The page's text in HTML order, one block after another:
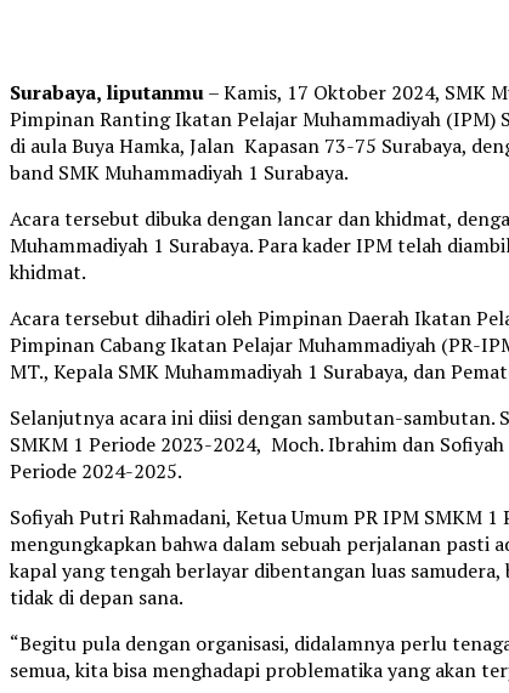
Surabaya, liputanmu– Kamis, 17 Oktober 2024, SMK
Pimpinan Ranting Ikatan Pelajar Muhammadiyah (IPM)
di aula Buya Hamka, Jalan Kapasan 73-75 Surabaya,
band SMK Muhammadiyah 1 Surabaya.
Acara tersebut dibuka dengan lancar dan khidmat,
Muhammadiyah 1 Surabaya. Para kader IPM telah
khidmat.
Acara tersebut dihadiri oleh Pimpinan Daerah Ikatan
Pimpinan Cabang Ikatan Pelajar Muhammadiyah (PR-
MT., Kepala SMK Muhammadiyah 1 Surabaya, dan
Selanjutnya acara ini diisi dengan sambutan-sambutan.
SMKM 1 Periode 2023-2024, Moch. Ibrahim dan
Periode 2024-2025.
Sofiyah Putri Rahmadani, Ketua Umum PR IPM SMKM
mengungkapkan bahwa dalam sebuah perjalanan pasti
kapal yang tengah berlayar dibentangan luas
tidak di depan sana.
“Begitu pula dengan organisasi, didalamnya perlu
semua, kita bisa menghadapi problematika yang akan